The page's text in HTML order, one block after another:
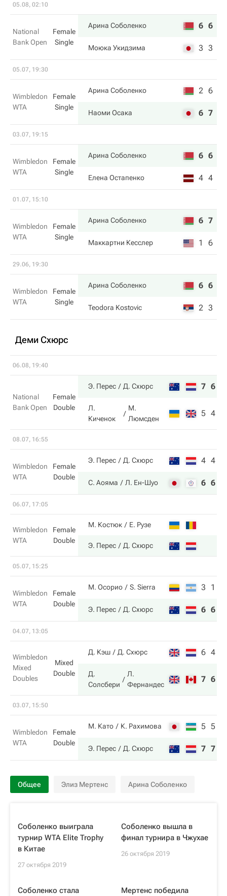
05.08, 02:10
National
Bank Open
Female
Single
Арина Соболенко 6 6
Моюка Укидзима 3 3
05.07, 19:30
Wimbledon
WTA
Female
Single
Арина Соболенко 2 6
Наоми Осака 6 7
03.07, 19:15
Wimbledon
WTA
Female
Single
Арина Соболенко 6 6
Елена Остапенко 4 4
01.07, 15:10
Wimbledon
WTA
Female
Single
Арина Соболенко 6 7
Маккартни Кесслер 1 6
29.06, 19:30
Wimbledon
WTA
Female
Single
Арина Соболенко 6 6
Teodora Kostovic 2 3
Деми Схюрс
06.08, 19:40
National
Bank Open
Female
Double
Э. Перес Д. Схюрс 7 6
Л.
Киченок
М.
Люмсден
5 4
08.07, 16:55
Wimbledon
WTA
Female
Double
Э. Перес Д. Схюрс 4 4
С. Аояма Л. Ен-Шуо 6 6
06.07, 17:05
Wimbledon
WTA
Female
Double
М. Костюк Е. Рузе
Э. Перес Д. Схюрс
05.07, 15:25
Wimbledon
WTA
Female
Double
М. Осорио S. Sierra 3 1
Э. Перес Д. Схюрс 6 6
04.07, 13:05
Wimbledon
Mixed
Doubles
Mixed
Double
Д. Кэш Д. Схюрс 6 4
Д.
Солсбери
Л.
Фернандес
7 6
03.07, 15:50
Wimbledon
WTA
Female
Double
М. Като К. Рахимова 5 5
Э. Перес Д. Схюрс 7 7
Общее Элиз Мертенс Арина Соболенко
Соболенко выиграла
турнир WTA Elite Trophy
в Китае
27 октября 2019
Соболенко вышла в
финал турнира в Чжухае
26 октября 2019
Соболенко стала
Мертенс победила